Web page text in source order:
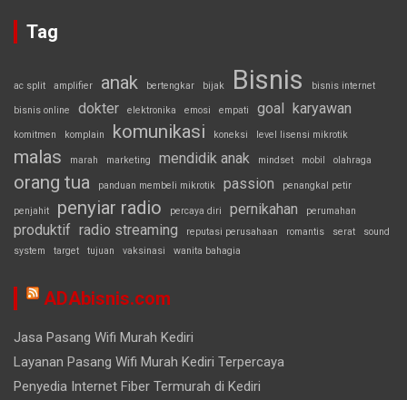
Tag
ac split amplifier anak bertengkar bijak Bisnis bisnis internet
bisnis online dokter elektronika emosi empati goal karyawan
komitmen komplain komunikasi koneksi level lisensi mikrotik
malas marah marketing mendidik anak mindset mobil olahraga
orang tua panduan membeli mikrotik passion penangkal petir
penjahit penyiar radio percaya diri pernikahan perumahan
produktif radio streaming reputasi perusahaan romantis serat
sound
system
target tujuan vaksinasi wanita bahagia
ADAbisnis.com
Jasa Pasang Wifi Murah Kediri
Layanan Pasang Wifi Murah Kediri Terpercaya
Penyedia Internet Fiber Termurah di Kediri